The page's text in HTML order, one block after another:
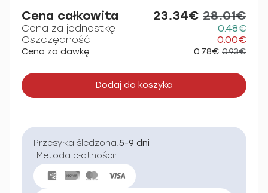
Cena całkowita 23.34€ 28.01€
Cena za jednostkę
0.48€
Oszczędność
0.00€
Cena za dawkę 0.78€ 0.93€
Dodaj do koszyka
Przesyłka śledzona:5-9 dni
Metoda płatności: